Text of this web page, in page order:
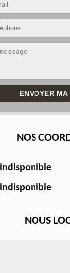
NOS
indisponible
indisponible
NOUS